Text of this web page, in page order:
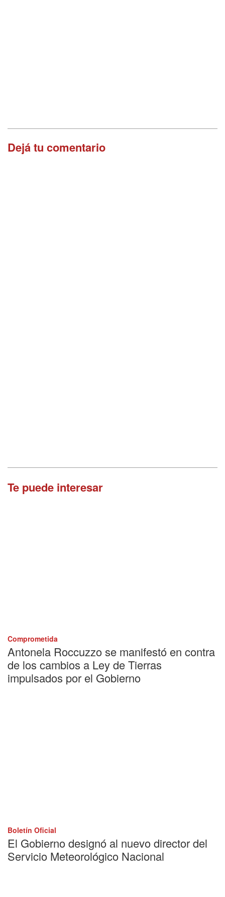
Dejá tu comentario
Te puede interesar
Comprometida
Antonela Roccuzzo se manifestó en contra
de los cambios a Ley de Tierras
impulsados por el Gobierno
Boletín Oficial
El Gobierno designó al nuevo director del
Servicio Meteorológico Nacional